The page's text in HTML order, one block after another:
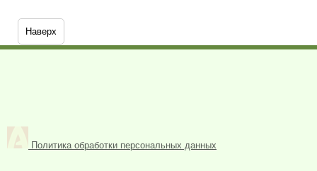
Наверх
Политика обработки персональных данных